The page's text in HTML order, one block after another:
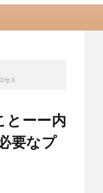
セス
とーー内
要なプ